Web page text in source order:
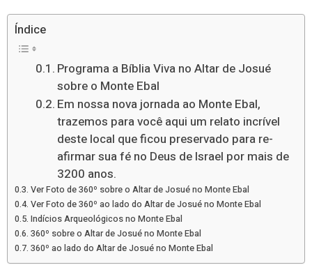
Índice
Programa a Bíblia Viva no Altar de Josué
sobre o Monte Ebal
Em nossa nova jornada ao Monte Ebal,
trazemos para você aqui um relato incrível
deste local que ficou preservado para re-
afirmar sua fé no Deus de Israel por mais de
3200 anos.
Ver Foto de 360º sobre o Altar de Josué no Monte Ebal
Ver Foto de 360º ao lado do Altar de Josué no Monte Ebal
Indícios Arqueológicos no Monte Ebal
360º sobre o Altar de Josué no Monte Ebal
360º ao lado do Altar de Josué no Monte Ebal